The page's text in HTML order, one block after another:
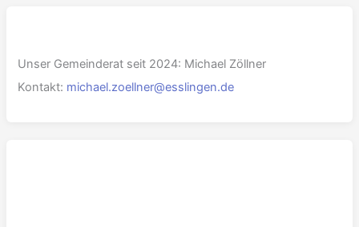
Unser Gemeinderat seit 2024: Michael Zöllner
Kontakt: michael.zoellner@esslingen.de